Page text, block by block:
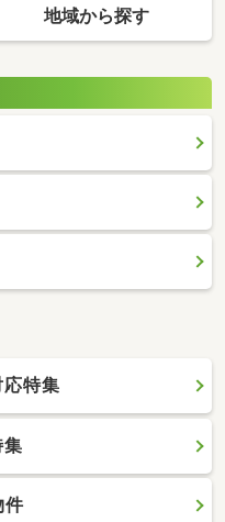
地域から探す
特集
件